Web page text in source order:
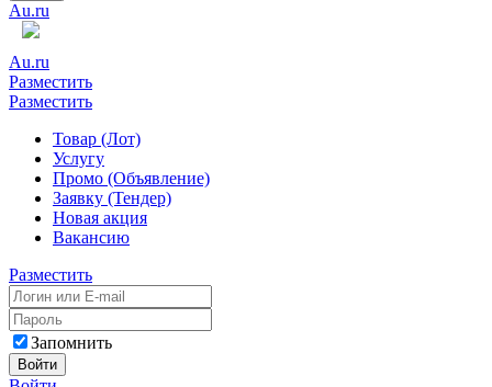
Au.ru
Au.ru
Разместить
Разместить
Товар (Лот)
Услугу
Промо (Объявление)
Заявку (Тендер)
Новая акция
Вакансию
Разместить
Запомнить
Войти